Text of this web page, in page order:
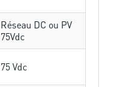
Réseau DC ou PV
75Vdc
75 Vdc